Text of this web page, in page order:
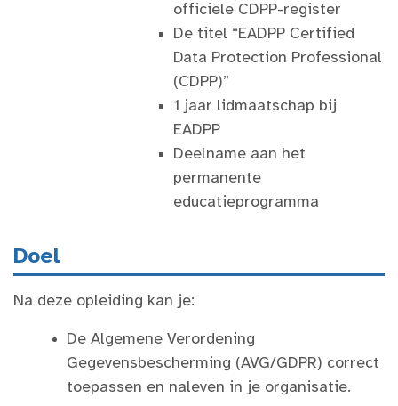
officiële CDPP-register
De titel “EADPP Certified
Data Protection Professional
(CDPP)”
1 jaar lidmaatschap bij
EADPP
Deelname aan het
permanente
educatieprogramma
Doel
Na deze opleiding kan je:
De Algemene Verordening
Gegevensbescherming (AVG/GDPR) correct
toepassen en naleven in je organisatie.